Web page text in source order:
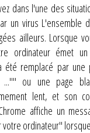
dans l'une des
un virus L'ensemble
ailleurs. Lorsque
ordinateur émet un
été remplacé par une
..."" ou une page
lent, et son
affiche un
ordinateur"